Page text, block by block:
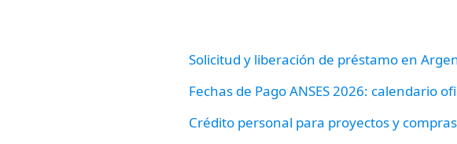
Solicitud y liberación de préstamo en
Fechas de Pago ANSES 2026: calendario
Crédito personal para proyectos y